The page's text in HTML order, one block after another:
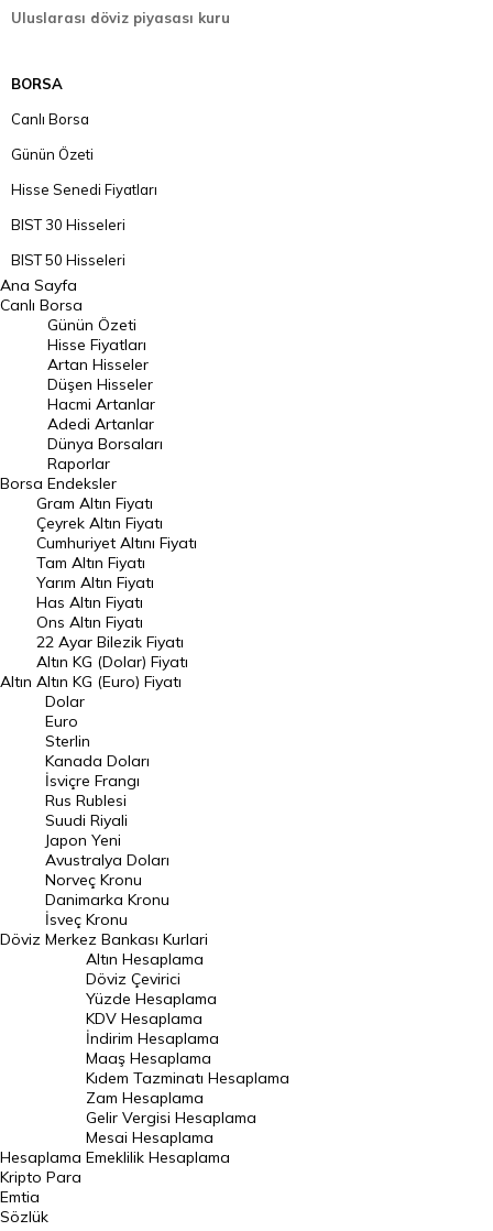
Uluslarası döviz piyasası kuru
BORSA
Canlı Borsa
Günün Özeti
Hisse Senedi Fiyatları
BIST 30 Hisseleri
BIST 50 Hisseleri
BIST 100 Hisseleri
En Çok Artan Hisseler
En Çok Düşen Hisseler
Hacmi Artanlar
Geçmiş Kapanışlar
Dünya Borsaları
Raporlar
Endeksler
DÖVİZ
Döviz Kuru
Dolar Kuru
Euro Kuru
Pound Kuru
Frank Kuru
Riyal Kuru
Avustralya Doları
Danimarka Kronu Kuru
Kanada Doları Kuru
Norveç Kronu Kuru
İsveç Kronu Kuru
Japon Yeni Kuru
Serbest Piyasa Döviz Kurları
Merkez Bankası Döviz Kurları
Altın Fiyatları
Gram Altın Fiyatı
Ana Sayfa
Canlı Borsa
Borsa
Günün Özeti
Hisse Fiyatları
Artan Hisseler
Düşen Hisseler
Hacmi Artanlar
Adedi Artanlar
Dünya Borsaları
Raporlar
Endeksler
Altın
Gram Altın Fiyatı
Çeyrek Altın Fiyatı
Cumhuriyet Altını Fiyatı
Tam Altın Fiyatı
Yarım Altın Fiyatı
Has Altın Fiyatı
Ons Altın Fiyatı
22 Ayar Bilezik Fiyatı
Altın KG (Dolar) Fiyatı
Altın KG (Euro) Fiyatı
Döviz
Dolar
Euro
Sterlin
Kanada Doları
İsviçre Frangı
Rus Rublesi
Suudi Riyali
Japon Yeni
Avustralya Doları
Norveç Kronu
Danimarka Kronu
İsveç Kronu
Merkez Bankası Kurlari
Hesaplama
Altın Hesaplama
Döviz Çevirici
Yüzde Hesaplama
KDV Hesaplama
İndirim Hesaplama
Maaş Hesaplama
Kıdem Tazminatı Hesaplama
Zam Hesaplama
Gelir Vergisi Hesaplama
Mesai Hesaplama
Emeklilik Hesaplama
Kripto Para
Emtia
Sözlük